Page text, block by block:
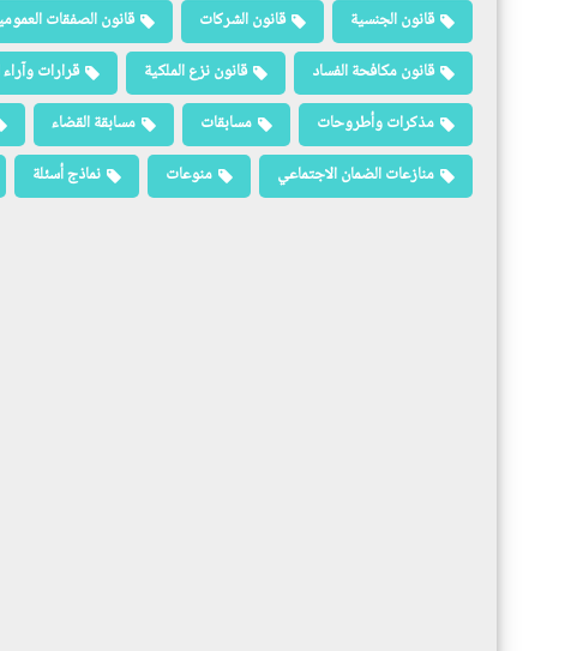
قانون الجنسية
قانون الشركات قانون الصفقات
قانون مكافحة الفساد
قانون نزع الملكية قرارات
مذكرات وأطروحات
مسابقات مسابقة القضاء
منازعات الضمان الاجتماعي
منوعات نماذج أسئلة